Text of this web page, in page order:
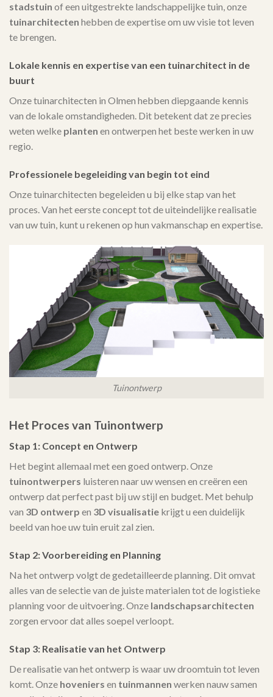
stadstuin of een uitgestrekte landschappelijke tuin, onze
tuinarchitecten hebben de expertise om uw visie tot leven
te brengen.
Lokale kennis en expertise van een tuinarchitect in de
buurt
Onze tuinarchitecten in Olmen hebben diepgaande kennis
van de lokale omstandigheden. Dit betekent dat ze precies
weten welke planten en ontwerpen het beste werken in uw
regio.
Professionele begeleiding van begin tot eind
Onze tuinarchitecten begeleiden u bij elke stap van het
proces. Van het eerste concept tot de uiteindelijke realisatie
van uw tuin, kunt u rekenen op hun vakmanschap en expertise.
Tuinontwerp
Het Proces van Tuinontwerp
Stap 1: Concept en Ontwerp
Het begint allemaal met een goed ontwerp. Onze
tuinontwerpers luisteren naar uw wensen en creëren een
ontwerp dat perfect past bij uw stijl en budget. Met behulp
van 3D ontwerp en 3D visualisatie krijgt u een duidelijk
beeld van hoe uw tuin eruit zal zien.
Stap 2: Voorbereiding en Planning
Na het ontwerp volgt de gedetailleerde planning. Dit omvat
alles van de selectie van de juiste materialen tot de logistieke
planning voor de uitvoering. Onze landschapsarchitecten
zorgen ervoor dat alles soepel verloopt.
Stap 3: Realisatie van het Ontwerp
De realisatie van het ontwerp is waar uw droomtuin tot leven
komt. Onze hoveniers en tuinmannen werken nauw samen